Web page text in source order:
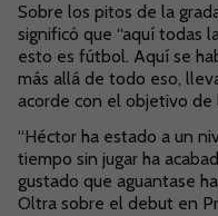
Sobre los pitos de la
significó que “aquí todas
esto es fútbol. Aquí se
más allá de todo eso,
acorde con el objetivo de
“Héctor ha estado a un
tiempo sin jugar ha
gustado que aguantase
Oltra sobre el debut en